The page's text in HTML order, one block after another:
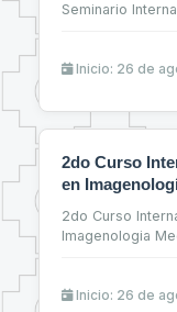
Seminario
Inicio: 26 de
2do Curso
en
2do Curso
Imagenologia
Inicio: 26 de